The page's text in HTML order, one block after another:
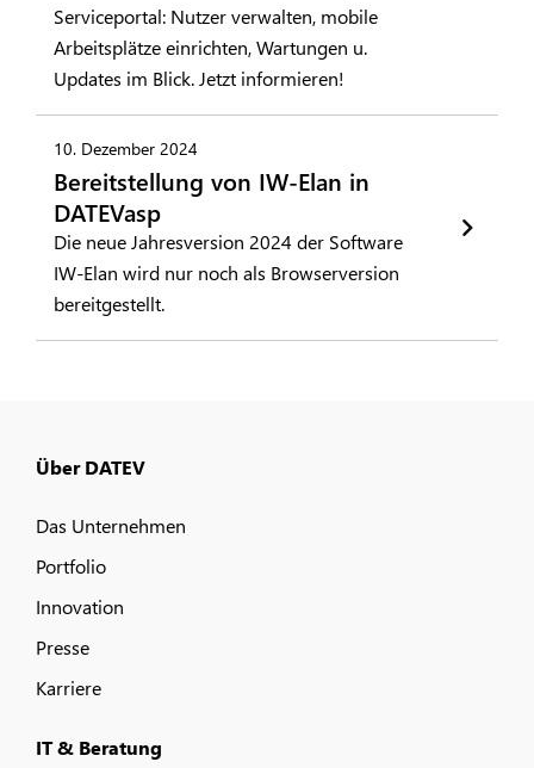
Serviceportal: Nutzer verwalten, mobile
Arbeitsplätze einrichten, Wartungen u.
Updates im Blick. Jetzt informieren!
10. Dezember 2024
Bereitstellung von IW-Elan in
DATEVasp
Die neue Jahresversion 2024 der Software
IW-Elan wird nur noch als Browserversion
bereitgestellt.
Über DATEV
Das Unternehmen
Portfolio
Innovation
Presse
Karriere
IT & Beratung